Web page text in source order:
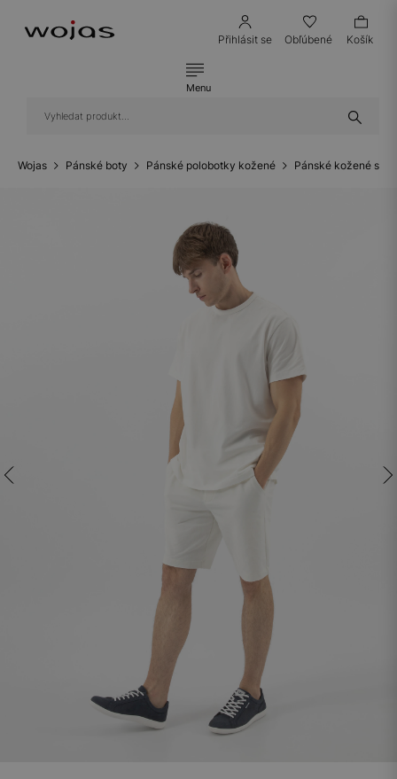
Přihlásit se Obľúbené Košík
Menu
Wojas Pánské boty Pánské polobotky kožené Pánské kožené